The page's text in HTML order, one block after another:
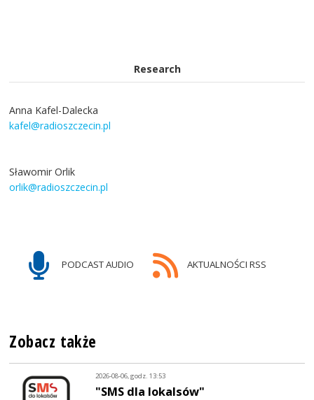
Research
Anna Kafel-Dalecka
kafel@radioszczecin.pl
Sławomir Orlik
orlik@radioszczecin.pl
PODCAST AUDIO AKTUALNOŚCI RSS
Zobacz także
2026-08-06, godz. 13:53
"SMS dla lokalsów"